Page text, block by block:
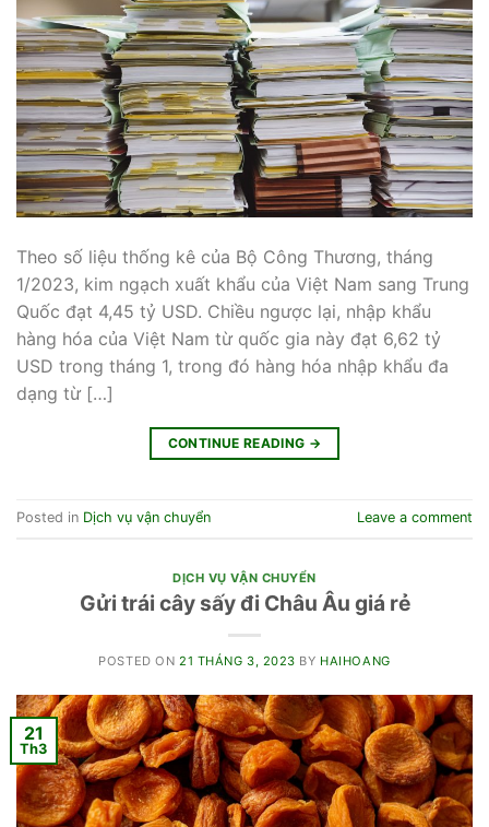
Theo số liệu thống kê của Bộ Công Thương, tháng
1/2023, kim ngạch xuất khẩu của Việt Nam sang Trung
Quốc đạt 4,45 tỷ USD. Chiều ngược lại, nhập khẩu
hàng hóa của Việt Nam từ quốc gia này đạt 6,62 tỷ
USD trong tháng 1, trong đó hàng hóa nhập khẩu đa
dạng từ […]
CONTINUE READING →
Posted in Dịch vụ vận chuyển Leave a comment
DỊCH VỤ VẬN CHUYỂN
Gửi trái cây sấy đi Châu Âu giá rẻ
POSTED ON 21 THÁNG 3, 2023 BY HAIHOANG
21
Th3